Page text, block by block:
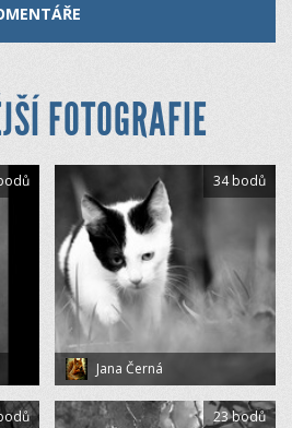
FOTOGRAFIE
Jana Černá
34 bodů
23 bodů